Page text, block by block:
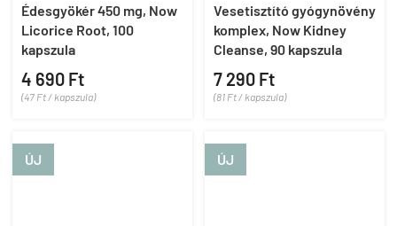
Édesgyökér 450 mg, Now
Licorice Root, 100
kapszula
4 690 Ft
(47 Ft / kapszula)
Vesetisztító gyógynövény
komplex, Now Kidney
Cleanse, 90 kapszula
7 290 Ft
(81 Ft / kapszula)
ÚJ ÚJ